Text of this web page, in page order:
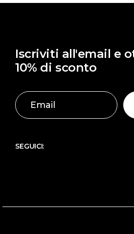
Iscriviti all'email e
10% di sconto
SEGUICI: